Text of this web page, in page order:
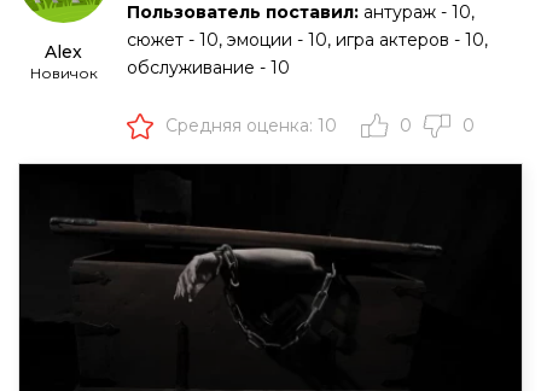
Alex
Новичок
Пользователь поставил: антураж - 10,
сюжет - 10, эмоции - 10, игра актеров - 10,
обслуживание - 10
Средняя оценка: 10 0 0